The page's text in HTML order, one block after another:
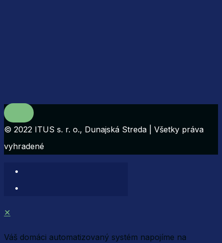
© 2022 ITUS s. r. o., Dunajská Streda | Všetky práva
vyhradené
✕
Váš domáci automatizovaný systém napojíme na